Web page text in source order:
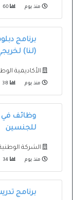
منذ يوم
برنامج
(لنا) لخريجي
الأكاديمية
منذ يوم
للجنسين
الشركة
منذ يوم
برنامج